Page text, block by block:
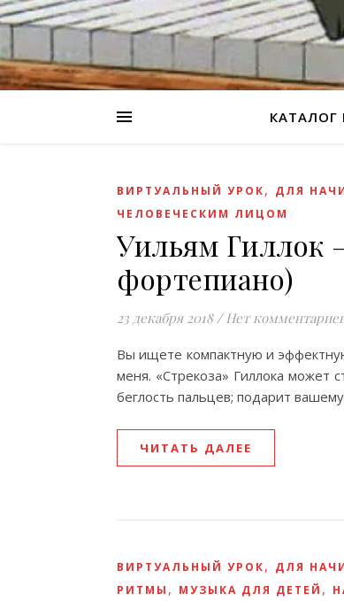
КАТАЛОГ
ВИРТУАЛЬНЫЙ УРОК, ДЛЯ
ЧЕЛОВЕЧЕСКИМ ЛИЦОМ
Уильям Гиллок
фортепиано)
23 декабря 2018 / Нет
Bы ищете компактную и
меня. «Стрекоза» Гиллока может
беглость пальцев; подарит
ЧИТАТЬ ДАЛЕЕ
ВИРТУАЛЬНЫЙ УРОК, ДЛЯ
РИТМЫ , МУЗЫКА ДЛЯ ДЕТЕЙ ,